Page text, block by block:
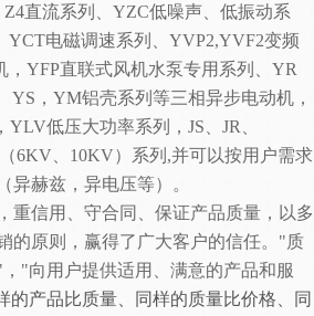
直流系列、YZC低噪声、低振动系
YCT电磁调速系列、YVP2,YVF2变频
，YFP直联式风机水泵专用系列、YR
YS，YM铝壳系列等三相异步电动机，
低压大功率系列，JS、JR、
6KV、10KV）系列,并可以按用户需求
异赫兹，异电压等）。
信用、守合同、保证产品质量，以多
的原则，赢得了广大客户的信任。 "质
"向用户提供适用、满意的产品和服
的产品比质量、同样的质量比价格、同